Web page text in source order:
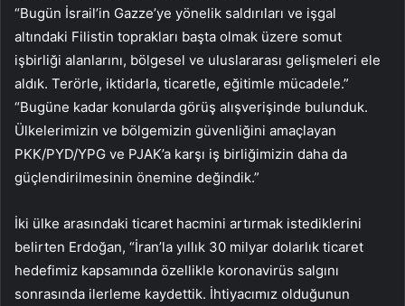
“Bugün İsrail’in Gazze’ye yönelik saldırıları ve işgal
altındaki Filistin toprakları başta olmak üzere somut
işbirliği alanlarını, bölgesel ve uluslararası gelişmeleri ele
aldık. Terörle, iktidarla, ticaretle, eğitimle mücadele.”
“Bugüne kadar konularda görüş alışverişinde bulunduk.
Ülkelerimizin ve bölgemizin güvenliğini amaçlayan
PKK/PYD/YPG ve PJAK’a karşı iş birliğimizin daha da
güçlendirilmesinin önemine değindik.”
İki ülke arasındaki ticaret hacmini artırmak istediklerini
belirten Erdoğan, “İran’la yıllık 30 milyar dolarlık ticaret
hedefimiz kapsamında özellikle koronavirüs salgını
sonrasında ilerleme kaydettik. İhtiyacımız olduğunun